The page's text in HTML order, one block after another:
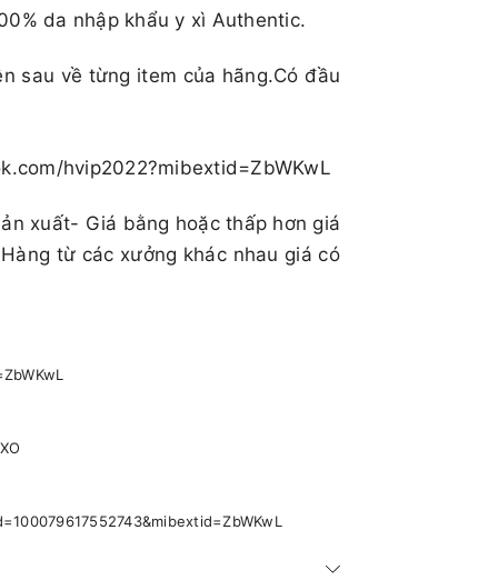
da nhập khẩu y xì Authentic.
sau về từng item của hãng.Có đầu
hvip2022?mibextid=ZbWKwL
xuất- Giá bằng hoặc thấp hơn giá
từ các xưởng khác nhau giá có